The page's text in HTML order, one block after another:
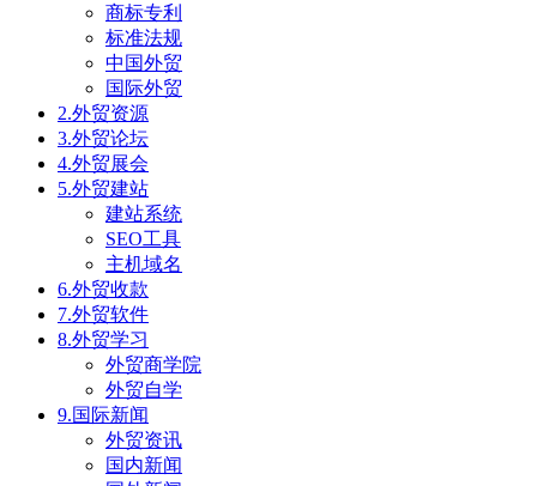
商标专利
标准法规
中国外贸
国际外贸
2.外贸资源
3.外贸论坛
4.外贸展会
5.外贸建站
建站系统
SEO工具
主机域名
6.外贸收款
7.外贸软件
8.外贸学习
外贸商学院
外贸自学
9.国际新闻
外贸资讯
国内新闻